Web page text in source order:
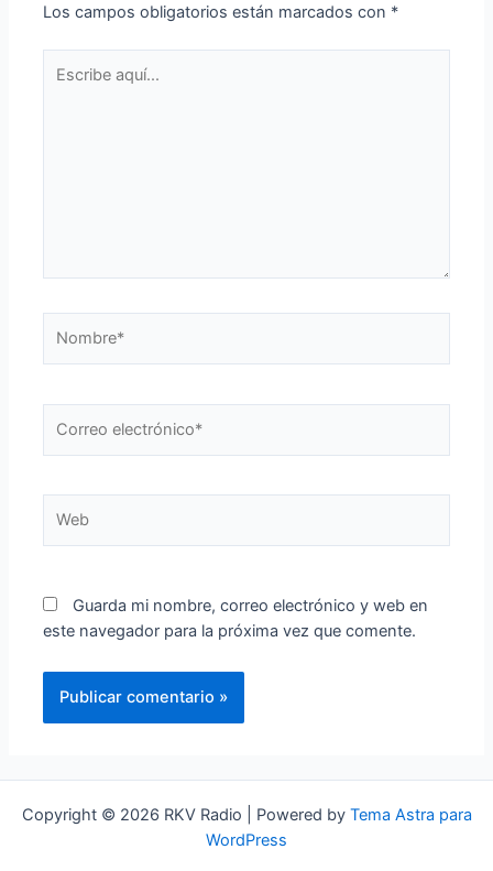
Los campos obligatorios están marcados con *
aquí...
electrónico*
Guarda mi nombre, correo electrónico y web en
este navegador para la próxima vez que comente.
Copyright © 2026 RKV Radio | Powered by Tema Astra para
WordPress